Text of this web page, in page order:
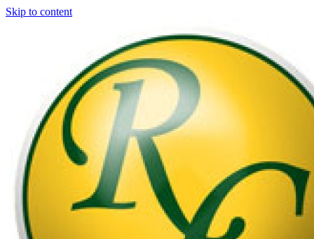
Skip to content